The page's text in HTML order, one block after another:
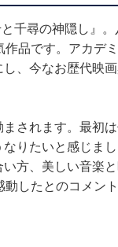
千尋の神隠し』
品です。アカデ
、今なお歴代映
されます。最初
りたいと感じま
方、美しい音楽
したとのコメン